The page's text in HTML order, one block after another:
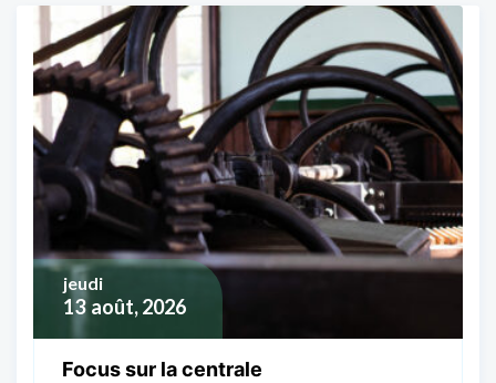
13 août, 2026
jeudi
Focus sur la centrale